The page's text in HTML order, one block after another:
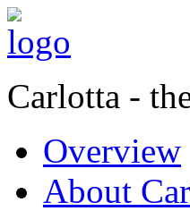
Carlotta -
Overview
About